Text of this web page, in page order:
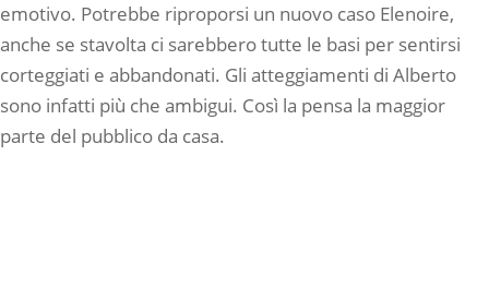
emotivo. Potrebbe riproporsi un nuovo caso Elenoire,
anche se stavolta ci sarebbero tutte le basi per sentirsi
corteggiati e abbandonati. Gli atteggiamenti di Alberto
sono infatti più che ambigui. Così la pensa la maggior
parte del pubblico da casa.